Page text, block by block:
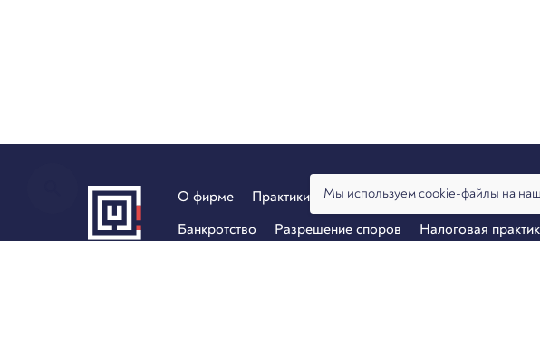
О фирме Практики Услуги Аналитика Команда
Банкротство
Разрешение споров Налоговая
Мы используем cookie-файлы на